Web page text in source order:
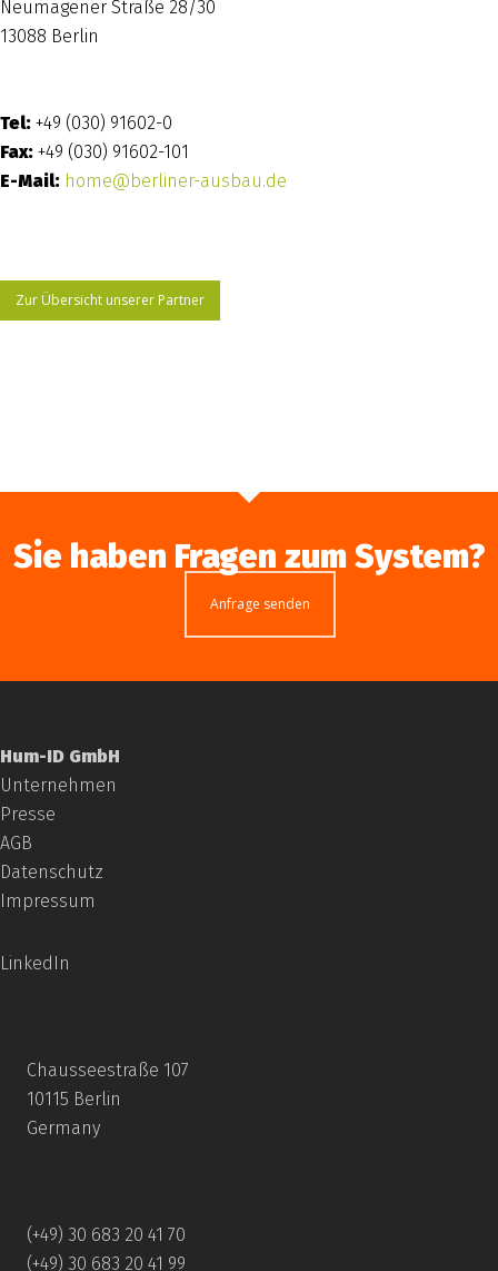
Neumagener Straße 28/30
13088 Berlin
Tel: +49 (030) 91602-0
Fax: +49 (030) 91602-101
E-Mail: home@berliner-ausbau.de
Zur Übersicht unserer Partner
Sie haben Fragen zum System?
Anfrage senden
Hum-ID GmbH
Unternehmen
Presse
AGB
Datenschutz
Impressum
LinkedIn
Chausseestraße 107
10115 Berlin
Germany
(+49) 30 683 20 41 70
(+49) 30 683 20 41 99